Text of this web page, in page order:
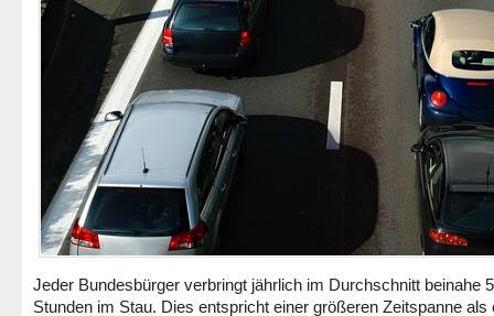
Jeder Bundesbürger verbringt jährlich im Durchschnitt beinahe
Stunden im Stau. Dies entspricht einer größeren Zeitspanne als